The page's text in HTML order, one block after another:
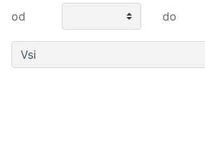
od do